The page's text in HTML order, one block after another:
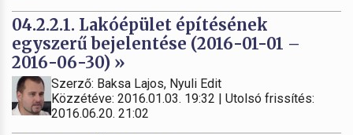
04.2.2.1. Lakóépület építésének
egyszerű bejelentése (2016-01-01 –
2016-06-30) »
Szerző: Baksa Lajos, Nyuli Edit
Közzétéve: 2016.01.03. 19:32 | Utolsó frissítés:
2016.06.20. 21:02